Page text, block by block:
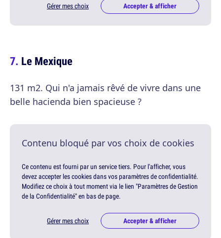
Gérer mes choix Accepter & afficher
Le Mexique
131 m2. Qui n'a jamais rêvé de vivre dans une
belle hacienda bien spacieuse ?
Contenu bloqué par vos choix de cookies
Ce contenu est fourni par un service tiers. Pour l'afficher, vous
devez accepter les cookies dans vos paramètres de confidentialité.
Modifiez ce choix à tout moment via le lien "Paramètres de Gestion
de la Confidentialité" en bas de page.
Gérer mes choix Accepter & afficher